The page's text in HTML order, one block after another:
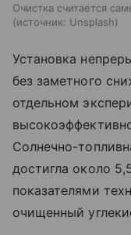
Очистка считается
источник: Unsplash
Установка
без заметного
отдельном
Солнечно-
достигла около
показателями
очищенный